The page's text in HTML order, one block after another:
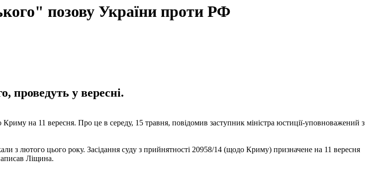
позову України проти РФ
проведуть у вересні.
на 11 вересня. Про це в середу, 15 травня, повідомив заступник міністра юстиції-уповноважений з
лютого цього року. Засідання суду з прийнятності 20958/14 (щодо Криму) призначене на 11 вересня
Ліщина.